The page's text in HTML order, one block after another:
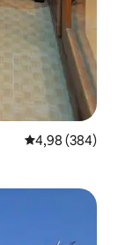
4,98 de uma
4,98 (384)